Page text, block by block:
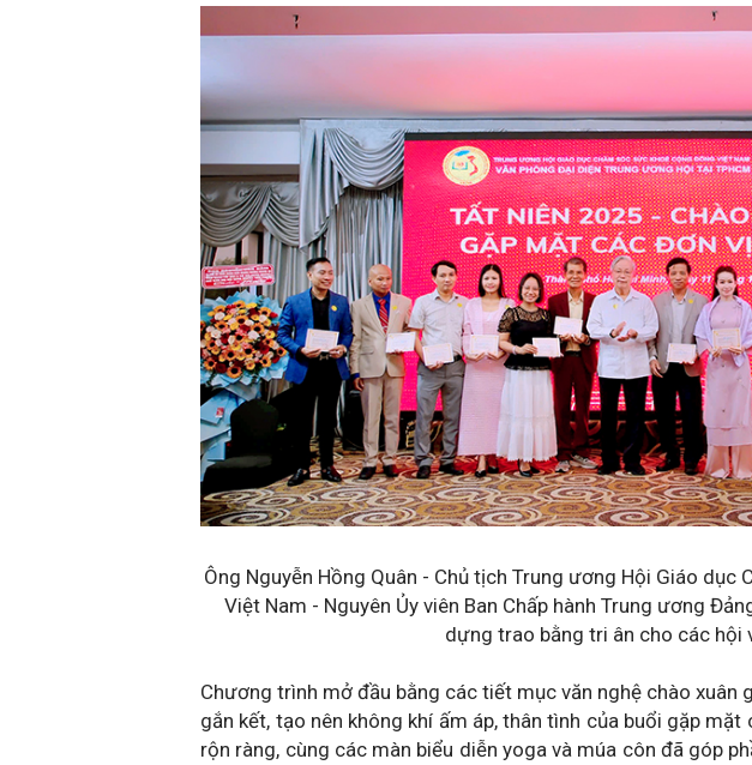
Ông Nguyễn Hồng Quân - Chủ tịch Trung ương Hội Giáo dục
Việt Nam - Nguyên Ủy viên Ban Chấp hành Trung ương
dựng trao bằng tri ân cho các hội
Chương trình mở đầu bằng các tiết mục văn nghệ chào xuân
gắn kết, tạo nên không khí ấm áp, thân tình của buổi gặp
rộn ràng, cùng các màn biểu diễn yoga và múa côn đã góp